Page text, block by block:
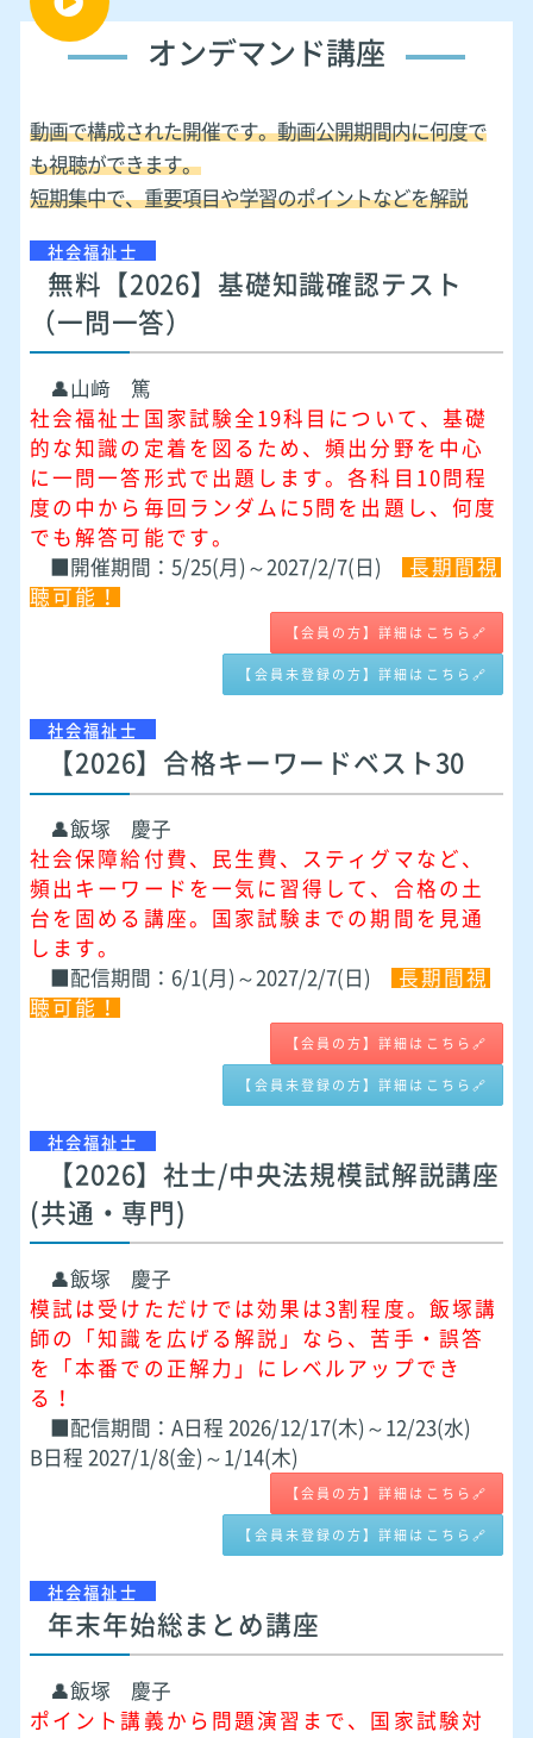
オンデマンド講座
動画で構成された開催です。動画公開期間内に何度で
も視聴ができます。
短期集中で、重要項目や学習のポイントなどを解説
社会福祉士
無料【2026】基礎知識確認テスト
（一問一答）
👤山﨑 篤
社会福祉士国家試験全19科目について、基礎
的な知識の定着を図るため、頻出分野を中心
に一問一答形式で出題します。各科目10問程
度の中から毎回ランダムに5問を出題し、何度
でも解答可能です。
■開催期間：5/25(月)～2027/2/7(日)
長期間視
聴可能！
【会員の方】詳細はこちら🔗
【会員未登録の方】詳細はこちら🔗
社会福祉士
【2026】合格キーワードベスト30
👤飯塚 慶子
社会保障給付費、民生費、スティグマなど、
頻出キーワードを一気に習得して、合格の土
台を固める講座。国家試験までの期間を見通
します。
■配信期間：6/1(月)～2027/2/7(日)
長期間視
聴可能！
【会員の方】詳細はこちら🔗
【会員未登録の方】詳細はこちら🔗
社会福祉士
【2026】社士/中央法規模試解説講座
(共通・専門)
👤飯塚 慶子
模試は受けただけでは効果は3割程度。飯塚講
師の「知識を広げる解説」なら、苦手・誤答
を「本番での正解力」にレベルアップでき
る！
■配信期間：A日程 2026/12/17(木)～12/23(水)
B日程 2027/1/8(金)～1/14(木)
【会員の方】詳細はこちら🔗
【会員未登録の方】詳細はこちら🔗
社会福祉士
年末年始総まとめ講座
👤飯塚 慶子
ポイント講義から問題演習まで、国家試験対